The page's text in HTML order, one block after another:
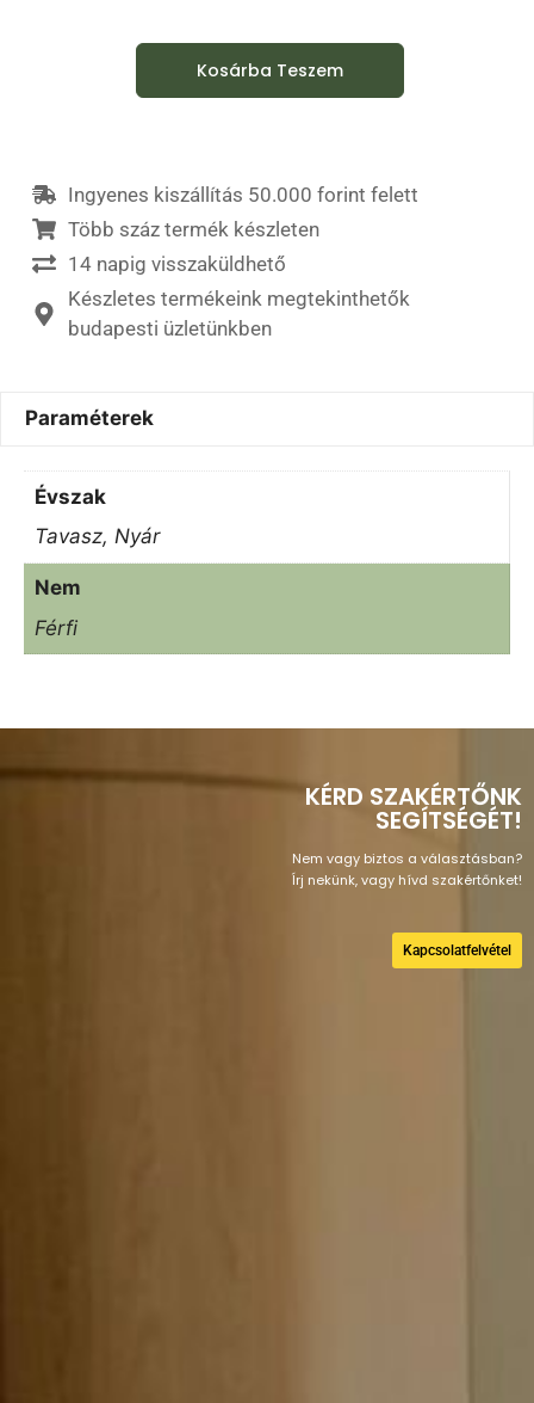
Kosárba Teszem
Ingyenes kiszállítás 50.000 forint felett
Több száz termék készleten
14 napig visszaküldhető
Készletes termékeink megtekinthetők
budapesti üzletünkben
Paraméterek
Évszak
Tavasz, Nyár
Nem
Férfi
KÉRD SZAKÉRTŐNK
SEGÍTSÉGÉT!
Nem vagy biztos a választásban?
Írj nekünk, vagy hívd szakértőnket!
Kapcsolatfelvétel